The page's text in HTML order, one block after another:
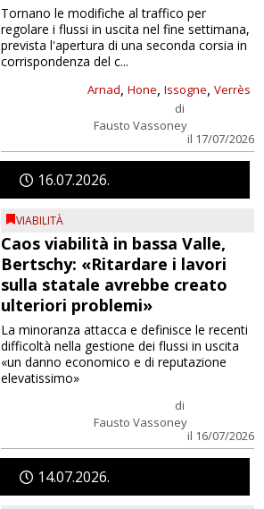
Arnad, Hone, Issogne, Verrès
di
Fausto Vassoney
il 17/07/2026
Tornano le modifiche al traffico per
regolare i flussi in uscita nel fine settimana,
prevista l'apertura di una seconda corsia in
corrispondenza del c...
1607 2026
VIABILITÀ
Caos viabilità in bassa Valle,
Bertschy: «Ritardare i lavori
sulla statale avrebbe creato
ulteriori problemi»
di
Fausto Vassoney
il 16/07/2026
La minoranza attacca e definisce le recenti
difficoltà nella gestione dei flussi in uscita
«un danno economico e di reputazione
elevatissimo»
1407 2026